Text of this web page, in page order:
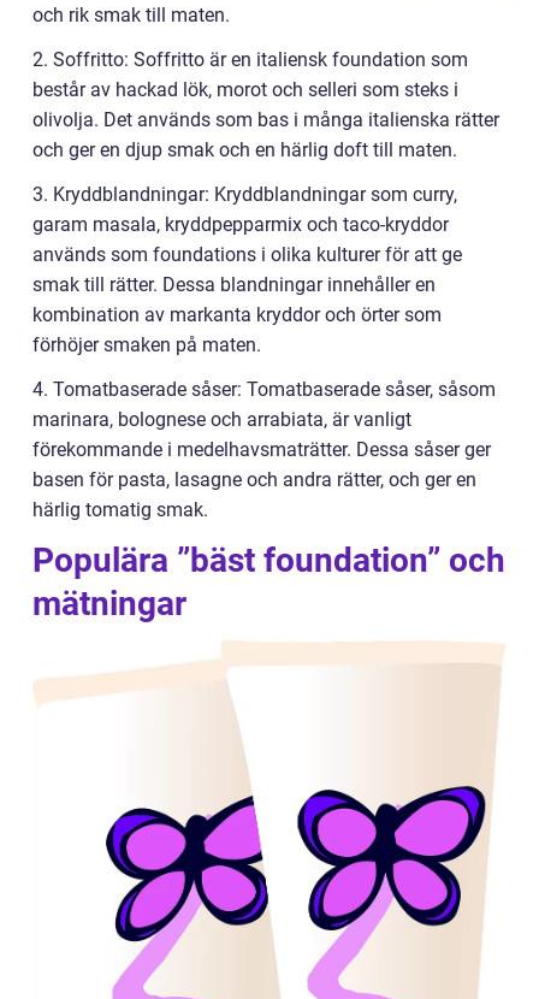
och rik smak till maten.
2. Soffritto: Soffritto är en italiensk foundation som
består av hackad lök, morot och selleri som steks i
olivolja. Det används som bas i många italienska rätter
och ger en djup smak och en härlig doft till maten.
3. Kryddblandningar: Kryddblandningar som curry,
garam masala, kryddpepparmix och taco-kryddor
används som foundations i olika kulturer för att ge
smak till rätter. Dessa blandningar innehåller en
kombination av markanta kryddor och örter som
förhöjer smaken på maten.
4. Tomatbaserade såser: Tomatbaserade såser, såsom
marinara, bolognese och arrabiata, är vanligt
förekommande i medelhavsmaträtter. Dessa såser ger
basen för pasta, lasagne och andra rätter, och ger en
härlig tomatig smak.
Populära ”bäst foundation” och
mätningar